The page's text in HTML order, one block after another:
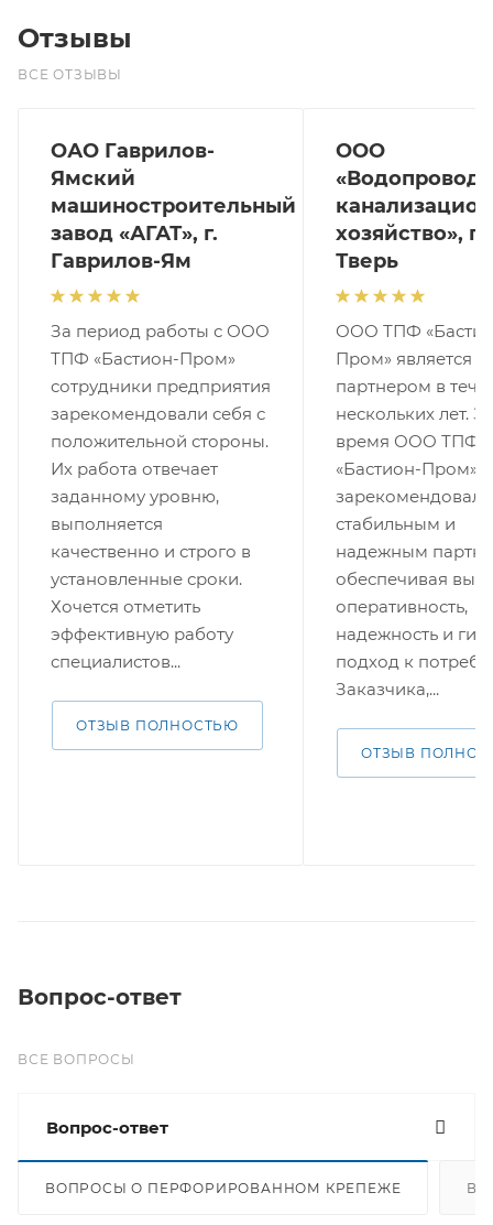
Отзывы
ВСЕ ОТЗЫВЫ
ОАО Гаврилов-
Ямский
машиностроительный
завод «АГАТ», г.
Гаврилов-Ям
За период работы с ООО
ТПФ «Бастион-Пром»
сотрудники предприятия
зарекомендовали себя с
положительной стороны.
Их работа отвечает
заданному уровню,
выполняется
качественно и строго в
установленные сроки.
Хочется отметить
эффективную работу
специалистов...
ОТЗЫВ ПОЛНОСТЬЮ
ООО
хозяйство», г.
Тверь
ООО ТПФ
Пром» является
партнером в
нескольких лет.
время ООО ТПФ
«Бастион-Пром»
стабильным и
надежным
обеспечивая
оперативность,
надежность и
подход к
Заказчика,...
ОТЗЫВ
Вопрос-ответ
ВСЕ ВОПРОСЫ
Вопрос-ответ
ВОПРОСЫ О ПЕРФОРИРОВАННОМ КРЕПЕЖЕ